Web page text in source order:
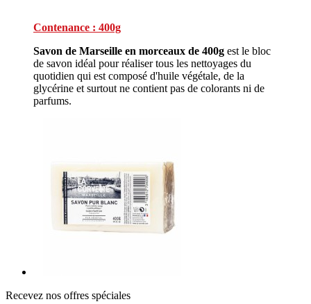
Contenance : 400g
Savon de Marseille en morceaux de 400g est le bloc
de savon idéal pour réaliser tous les nettoyages du
quotidien qui est composé d'huile végétale, de la
glycérine et surtout ne contient pas de colorants ni de
parfums.
Recevez nos offres spéciales